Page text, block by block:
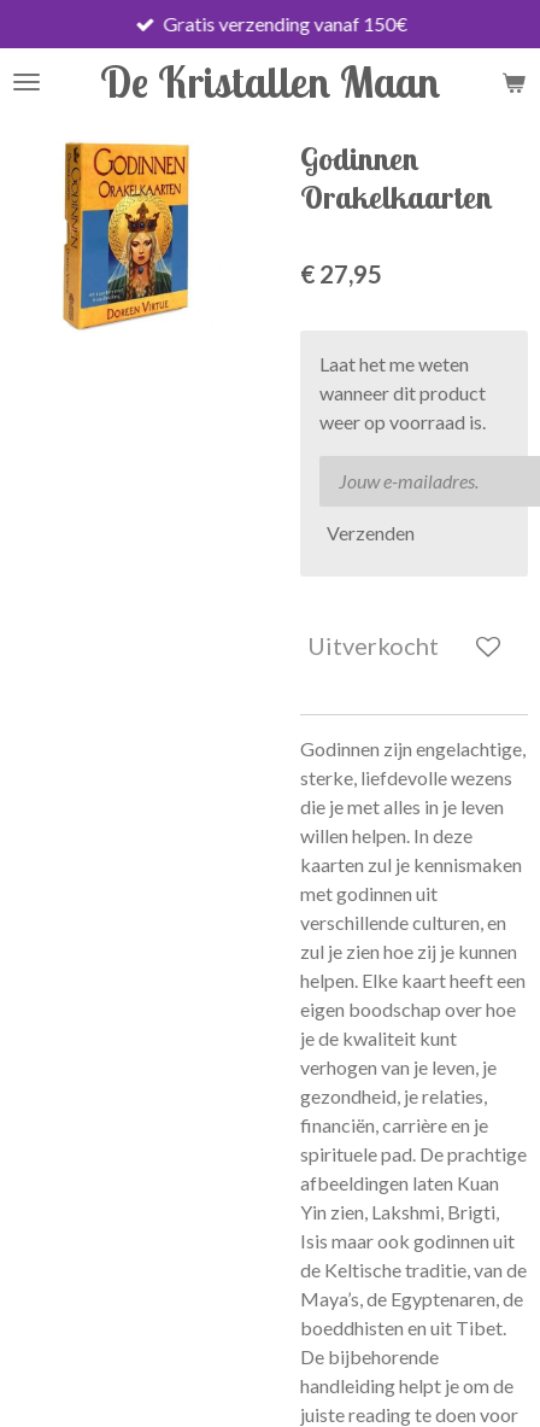
direct
naar
hoofdinhoud
De Kristallen Maan
Gratis verzending vanaf 150€
Godinnen
Orakelkaarten
€ 27,95
Laat het me weten
wanneer dit product
weer op voorraad is.
Verzenden
Uitverkocht
Godinnen zijn engelachtige,
sterke, liefdevolle wezens
die je met alles in je leven
willen helpen. In deze
kaarten zul je kennismaken
met godinnen uit
verschillende culturen, en
zul je zien hoe zij je kunnen
helpen. Elke kaart heeft een
eigen boodschap over hoe
je de kwaliteit kunt
verhogen van je leven, je
gezondheid, je relaties,
financiën, carrière en je
spirituele pad. De prachtige
afbeeldingen laten Kuan
Yin zien, Lakshmi, Brigti,
Isis maar ook godinnen uit
de Keltische traditie, van de
Maya’s, de Egyptenaren, de
boeddhisten en uit Tibet.
De bijbehorende
handleiding helpt je om de
juiste reading te doen voor